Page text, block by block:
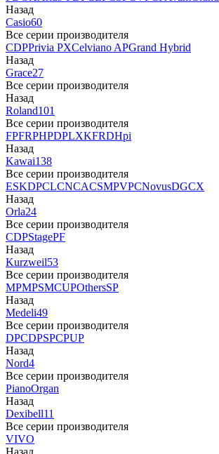
Назад
Casio60
Все серии производителя
CDPPrivia PXCelviano APGrand Hybrid
Назад
Grace27
Все серии производителя
Назад
Roland101
Все серии производителя
FPFRPHPDPLXKFRDHpi
Назад
Kawai138
Все серии производителя
ESKDPCLCNCACSMPVPCNovusDGCX
Назад
Orla24
Все серии производителя
CDPStagePF
Назад
Kurzweil53
Все серии производителя
MPMPSMCUPOthersSP
Назад
Medeli49
Все серии производителя
DPCDPSPCPUP
Назад
Nord4
Все серии производителя
PianoOrgan
Назад
Dexibell11
Все серии производителя
VIVO
Назад